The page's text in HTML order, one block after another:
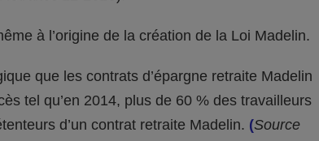
à l’origine de la création de la Loi Madelin.
que les contrats d’épargne retraite Madelin
tel qu’en 2014, plus de 60 % des travailleurs
d’un contrat retraite Madelin. (Source